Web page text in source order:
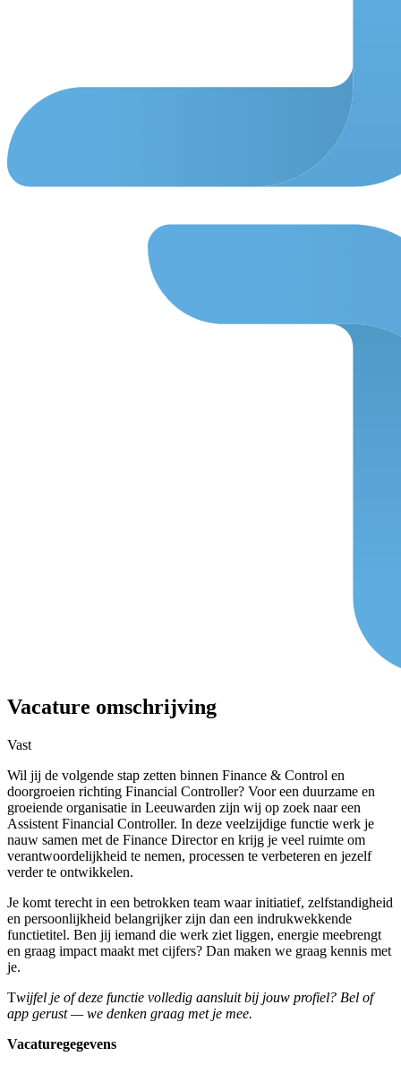
Vacature omschrijving
Vast
Wil jij de volgende stap zetten binnen Finance & Control en
doorgroeien richting Financial Controller? Voor een duurzame en
groeiende organisatie in Leeuwarden zijn wij op zoek naar een
Assistent Financial Controller. In deze veelzijdige functie werk je
nauw samen met de Finance Director en krijg je veel ruimte om
verantwoordelijkheid te nemen, processen te verbeteren en jezelf
verder te ontwikkelen.
Je komt terecht in een betrokken team waar initiatief, zelfstandigheid
en persoonlijkheid belangrijker zijn dan een indrukwekkende
functietitel. Ben jij iemand die werk ziet liggen, energie meebrengt
en graag impact maakt met cijfers? Dan maken we graag kennis met
je.
Twijfel je of deze functie volledig aansluit bij jouw profiel? Bel of
app gerust — we denken graag met je mee.
Vacaturegegevens